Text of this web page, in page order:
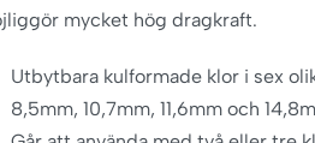
mycket hög dragkraft.
Utbytbara kulformade klor i sex
8,5mm, 10,7mm, 11,6mm och